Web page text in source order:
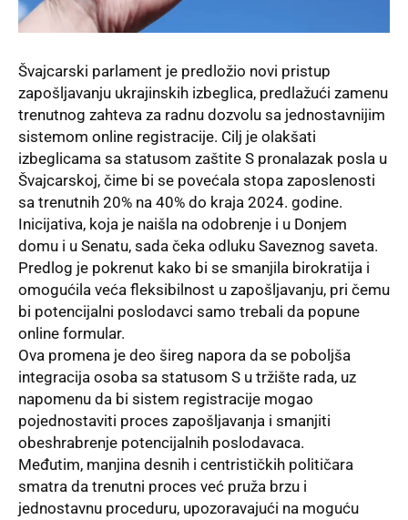
Švajcarski parlament je predložio novi pristup
zapošljavanju ukrajinskih izbeglica, predlažući zamenu
trenutnog zahteva za radnu dozvolu sa jednostavnijim
sistemom online registracije. Cilj je olakšati
izbeglicama sa statusom zaštite S pronalazak posla u
Švajcarskoj, čime bi se povećala stopa zaposlenosti
sa trenutnih 20% na 40% do kraja 2024. godine.
Inicijativa, koja je naišla na odobrenje i u Donjem
domu i u Senatu, sada čeka odluku Saveznog saveta.
Predlog je pokrenut kako bi se smanjila birokratija i
omogućila veća fleksibilnost u zapošljavanju, pri čemu
bi potencijalni poslodavci samo trebali da popune
online formular.
Ova promena je deo šireg napora da se poboljša
integracija osoba sa statusom S u tržište rada, uz
napomenu da bi sistem registracije mogao
pojednostaviti proces zapošljavanja i smanjiti
obeshrabrenje potencijalnih poslodavaca.
Međutim, manjina desnih i centrističkih političara
smatra da trenutni proces već pruža brzu i
jednostavnu proceduru, upozoravajući na moguću